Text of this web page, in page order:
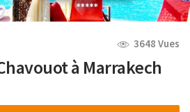
3648 Vues
à Marrakech